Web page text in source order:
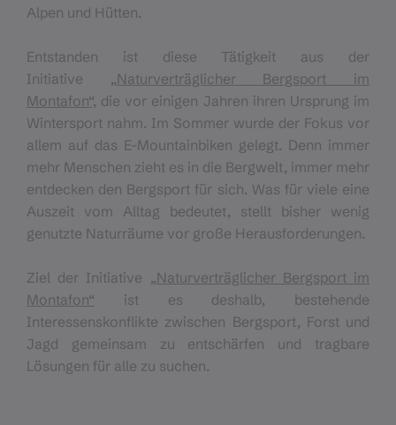
Alpen und Hütten.
Entstanden ist diese Tätigkeit aus der
Initiative „Naturverträglicher Bergsport im
Montafon“, die vor einigen Jahren ihren Ursprung im
Wintersport nahm. Im Sommer wurde der Fokus vor
allem auf das E-Mountainbiken gelegt. Denn immer
mehr Menschen zieht es in die Bergwelt, immer mehr
entdecken den Bergsport für sich. Was für viele eine
Auszeit vom Alltag bedeutet, stellt bisher wenig
genutzte Naturräume vor große Herausforderungen.
Ziel der Initiative „Naturverträglicher Bergsport im
Montafon“ ist es deshalb, bestehende
Interessenskonflikte zwischen Bergsport, Forst und
Jagd gemeinsam zu entschärfen und tragbare
Lösungen für alle zu suchen.